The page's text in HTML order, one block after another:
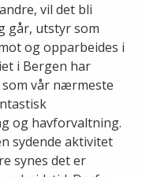
vil det bli
går, utstyr som
og opparbeides i
i Bergen har
vår nærmeste
og havforvaltning.
sydende aktivitet
synes det er